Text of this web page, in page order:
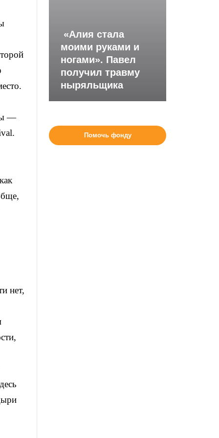
—
нет,
«Алия стала
моими руками и
ногами». Павел
получил травму
ныряльщика
Помочь фонду